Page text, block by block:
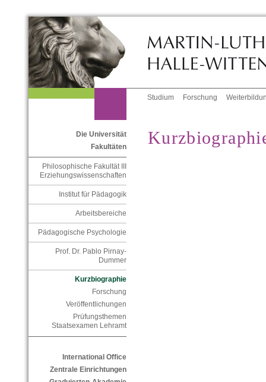
Studium Forschung
Die Universität
Fakultäten
Philosophische Fakultät III
Erziehungswissenschaften
Institut für Pädagogik
Arbeitsbereiche
Pädagogische Psychologie
Prof. Dr. Pablo Pirnay-
Dummer
Kurzbiographie
Forschung
Veröffentlichungen
Prüfungsthemen
Staatsexamen Lehramt
International Office
Zentrale Einrichtungen